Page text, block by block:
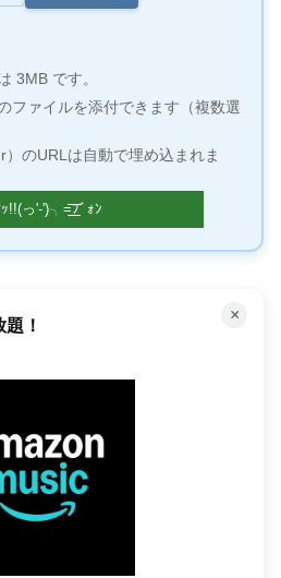
3MB です。
ファイルを添付できます（複数選
のURLは自動で埋め込まれま
×
！